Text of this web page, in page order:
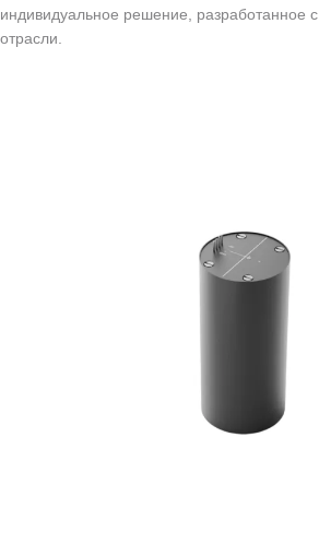
индивидуальное решение, разработанное
отрасли.